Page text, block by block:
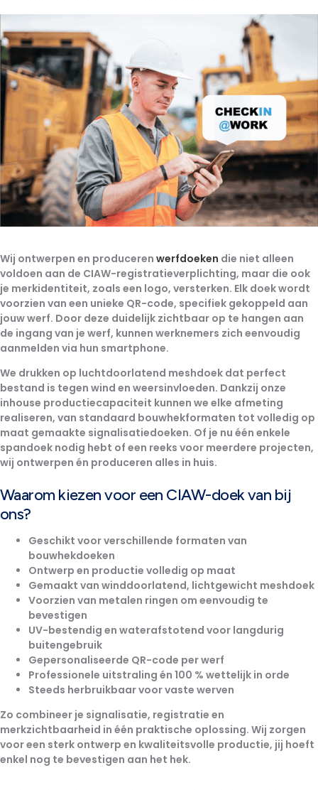
Wij ontwerpen en produceren werfdoeken die niet alleen
voldoen aan de CIAW-registratieverplichting, maar die ook
je merkidentiteit, zoals een logo, versterken. Elk doek wordt
voorzien van een unieke QR-code, specifiek gekoppeld aan
jouw werf. Door deze duidelijk zichtbaar op te hangen aan
de ingang van je werf, kunnen werknemers zich eenvoudig
aanmelden via hun smartphone.
We drukken op luchtdoorlatend meshdoek dat perfect
bestand is tegen wind en weersinvloeden. Dankzij onze
inhouse productiecapaciteit kunnen we elke afmeting
realiseren, van standaard bouwhekformaten tot volledig op
maat gemaakte signalisatiedoeken. Of je nu één enkele
spandoek nodig hebt of een reeks voor meerdere projecten,
wij ontwerpen én produceren alles in huis.
Waarom kiezen voor een CIAW-doek van bij
ons?
Geschikt voor verschillende formaten van
bouwhekdoeken
Ontwerp en productie volledig op maat
Gemaakt van winddoorlatend, lichtgewicht meshdoek
Voorzien van metalen ringen om eenvoudig te
bevestigen
UV-bestendig en waterafstotend voor langdurig
buitengebruik
Gepersonaliseerde QR-code per werf
Professionele uitstraling én 100 % wettelijk in orde
Steeds herbruikbaar voor vaste werven
Zo combineer je signalisatie, registratie en
merkzichtbaarheid in één praktische oplossing. Wij zorgen
voor een sterk ontwerp en kwaliteitsvolle productie, jij hoeft
enkel nog te bevestigen aan het hek.